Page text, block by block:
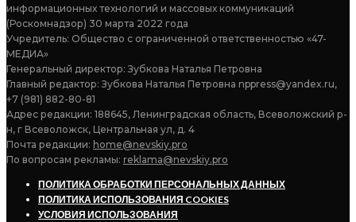
информационных технологий и массовых коммуникаций
(Роскомнадзор) 30 марта 2022 года
Учредитель: Общество с ограниченной ответственностью «47-
МЕДИА»
Генеральный директор: Зубкова Наталья Петровна
Главный редактор: Зубкова Наталья Петровна nppress@yandex.ru,
+7 (981) 882-80-81
Адрес редакции: 188645, Ленинградская область, Всеволожский р-
н, г Всеволожск, Центральная ул, д. 4
Почта редакции: home@nevskiy.pro
По вопросам рекламы: reklama@nevskiy.pro
ПОЛИТИКА ОБРАБОТКИ ПЕРСОНАЛЬНЫХ ДАННЫХ
ПОЛИТИКА ИСПОЛЬЗОВАНИЯ COOKIES
УСЛОВИЯ ИСПОЛЬЗОВАНИЯ